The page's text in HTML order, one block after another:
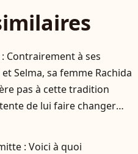
Contrairement à ses
Selma, sa femme Rachida
pas à cette tradition
de lui faire changer
: Voici à quoi